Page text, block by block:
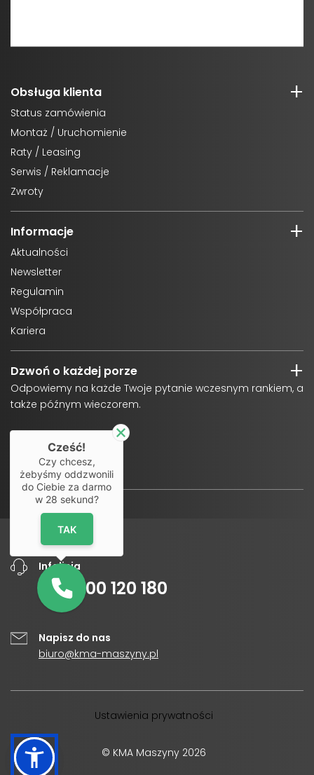
Obsługa klienta
Status zamówienia
Montaż / Uruchomienie
Raty / Leasing
Serwis / Reklamacje
Zwroty
Informacje
Aktualności
Newsletter
Regulamin
Współpraca
Kariera
Dzwoń o każdej porze
Odpowiemy na każde Twoje pytanie wczesnym rankiem, a
także późnym wieczorem.
Infolinia
+48 500 120 180
Napisz do nas
biuro@kma-maszyny.pl
Ustawienia prywatności
© KMA Maszyny 2026
Cześć!
Czy chcesz,
żebyśmy oddzwonili
do Ciebie za darmo
w 28 sekund?
TAK